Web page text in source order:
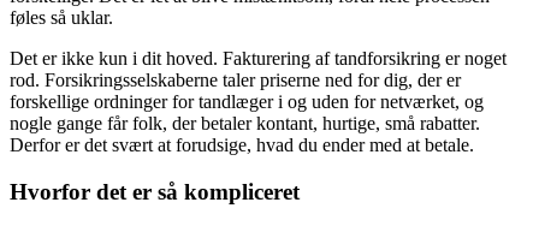
føles så uklar.
Det er ikke kun i dit hoved. Fakturering af tandforsikring er noget
rod. Forsikringsselskaberne taler priserne ned for dig, der er
forskellige ordninger for tandlæger i og uden for netværket, og
nogle gange får folk, der betaler kontant, hurtige, små rabatter.
Derfor er det svært at forudsige, hvad du ender med at betale.
Hvorfor det er så kompliceret